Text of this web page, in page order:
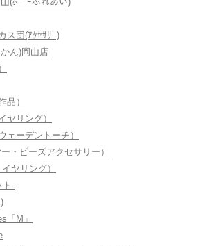
ス団(ｱｸｾｻﾘｰ)
ん)岡山店
品）
ヤリング）
ェーデントーチ）
・ビーズアクセサリー）
ヤリング）
ト-
「M」